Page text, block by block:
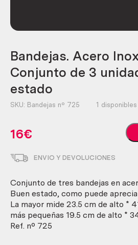
Bandejas. Acero
Conjunto de 3
estado
SKU: Bandejas nº 725 1 disponibles
16€
3
ENVIO Y DEVOLUCIONES
Conjunto de tres bandejas en
Buen estado, como puede
La mayor mide 23.5 cm de alto *
más pequeñas 19.5 cm de alto *
Ref. nº 725